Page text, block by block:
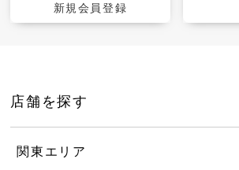
新規会員登録
店舗を探す
関東エリア